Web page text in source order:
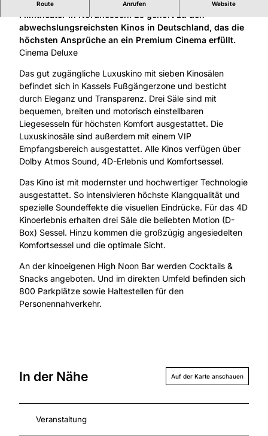
Route Anrufen Website
Das Cineplex Capitol in Kassel ist das modernste
Filmtheater in Nordhessen. Es gehört zu den
abwechslungsreichsten Kinos in Deutschland, das die
höchsten Ansprüche an ein Premium Cinema erfüllt.
Cinema Deluxe
Das gut zugängliche Luxuskino mit sieben Kinosälen
befindet sich in Kassels Fußgängerzone und besticht
durch Eleganz und Transparenz. Drei Säle sind mit
bequemen, breiten und motorisch einstellbaren
Liegesesseln für höchsten Komfort ausgestattet. Die
Luxuskinosäle sind außerdem mit einem VIP
Empfangsbereich ausgestattet. Alle Kinos verfügen über
Dolby Atmos Sound, 4D-Erlebnis und Komfortsessel.
Das Kino ist mit modernster und hochwertiger Technologie
ausgestattet. So intensivieren höchste Klangqualität und
spezielle Soundeffekte die visuellen Eindrücke. Für das 4D
Kinoerlebnis erhalten drei Säle die beliebten Motion (D-
Box) Sessel. Hinzu kommen die großzügig angesiedelten
Komfortsessel und die optimale Sicht.
An der kinoeigenen High Noon Bar werden Cocktails &
Snacks angeboten. Und im direkten Umfeld befinden sich
800 Parkplätze sowie Haltestellen für den
Personennahverkehr.
In der Nähe Auf der Karte anschauen
Veranstaltung